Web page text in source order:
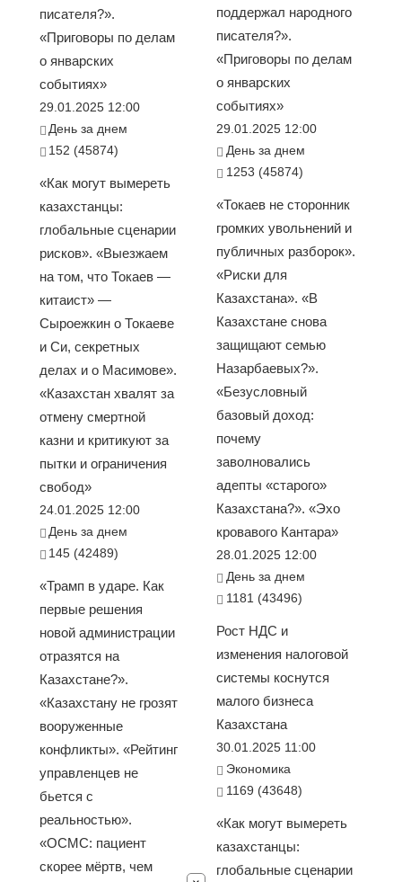
писателя?».
«Приговоры по делам
о январских
событиях»
29.01.2025 12:00
День за днем
152 (45874)
«Как могут вымереть
казахстанцы:
глобальные сценарии
рисков». «Выезжаем
на том, что Токаев —
китаист» —
Сыроежкин о Токаеве
и Си, секретных
делах и о Масимове».
«Казахстан хвалят за
отмену смертной
казни и критикуют за
пытки и ограничения
свобод»
24.01.2025 12:00
День за днем
145 (42489)
«Трамп в ударе. Как
первые решения
новой администрации
отразятся на
Казахстане?».
«Казахстану не грозят
вооруженные
конфликты». «Рейтинг
управленцев не
бьется с
реальностью».
«ОСМС: пациент
скорее мёртв, чем
поддержал народного
писателя?».
«Приговоры по делам
о январских
событиях»
29.01.2025 12:00
День за днем
1253 (45874)
«Токаев не сторонник
громких увольнений и
публичных разборок».
«Риски для
Казахстана». «В
Казахстане снова
защищают семью
Назарбаевых?».
«Безусловный
базовый доход:
почему
заволновались
адепты «старого»
Казахстана?». «Эхо
кровавого Кантара»
28.01.2025 12:00
День за днем
1181 (43496)
Рост НДС и
изменения налоговой
системы коснутся
малого бизнеса
Казахстана
30.01.2025 11:00
Экономика
1169 (43648)
«Как могут вымереть
казахстанцы:
глобальные сценарии